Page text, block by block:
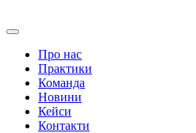
Про нас
Практики
Команда
Новини
Кейси
Контакти